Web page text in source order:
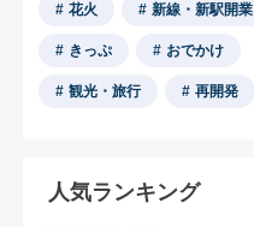
花火 新線・新駅開業
きっぷ おでかけ
観光・旅行 再開発
人気ランキング